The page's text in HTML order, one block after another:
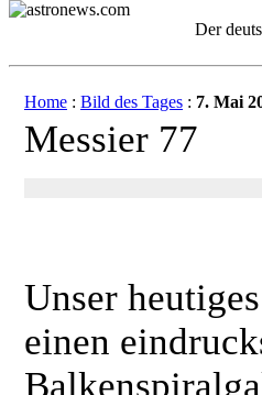
Der
Home : Bild des Tages : 7. Mai
Messier 77
Unser
einen